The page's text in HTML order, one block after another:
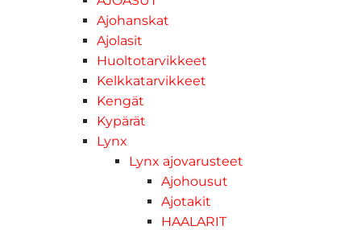
Ajohanskat
Ajolasit
Huoltotarvikkeet
Kelkkatarvikkeet
Kengät
Kypärät
Lynx
Lynx ajovarusteet
Ajohousut
Ajotakit
HAALARIT